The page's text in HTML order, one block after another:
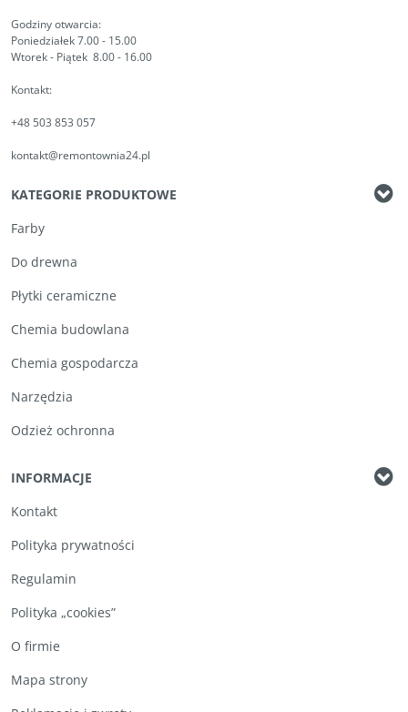
Godziny otwarcia:
Poniedziałek 7.00 - 15.00
Wtorek - Piątek 8.00 - 16.00
Kontakt:
+48 503 853 057
kontakt@remontownia24.pl
KATEGORIE PRODUKTOWE
Farby
Do drewna
Płytki ceramiczne
Chemia budowlana
Chemia gospodarcza
Narzędzia
Odzież ochronna
INFORMACJE
Kontakt
Polityka prywatności
Regulamin
Polityka „cookies”
O firmie
Mapa strony